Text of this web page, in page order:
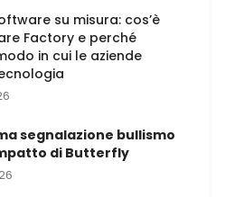
su misura: cos’è
Factory e perché
in cui le aziende
segnalazione bullismo
di Butterfly